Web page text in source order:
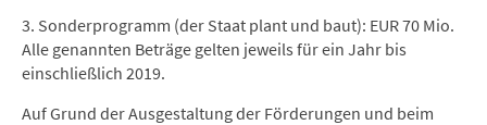
3. Sonderprogramm (der Staat plant und baut): EUR 70 Mio.
Alle genannten Beträge gelten jeweils für ein Jahr bis
einschließlich 2019.
Auf Grund der Ausgestaltung der Förderungen und beim